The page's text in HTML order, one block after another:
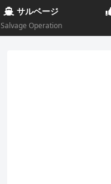
サルベージ
Salvage Operation